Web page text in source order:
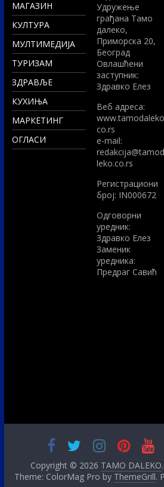
МАГАЗИН
КУЛТУРА
МУЛТИМЕДИЈА
ТУРИЗАМ
ЗДРАВЉЕ
КУХИЊА
МАРКЕТИНГ
ОГЛАСИ
Удружење
грађана Тамо
далеко,
Приморска 20,
Београд
Овлашћени
заступник:
Здравко Елез
Вeб адреса:
co.rs
e-mail:
leko.co.rs
Регистрациони
број: IN000672
Одговорни
уредник:
Здравко Елез
Заменик
уредника:
Предраг Савић
Copyright © 2026 TAMO DALEKO
Theme: ColorMag Pro by ThemeGrill.